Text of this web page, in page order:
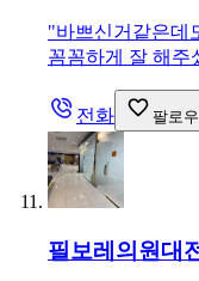
"바쁘신거같은데
꼼꼼하게 잘 해주
전화 팔로우
필보레의원대